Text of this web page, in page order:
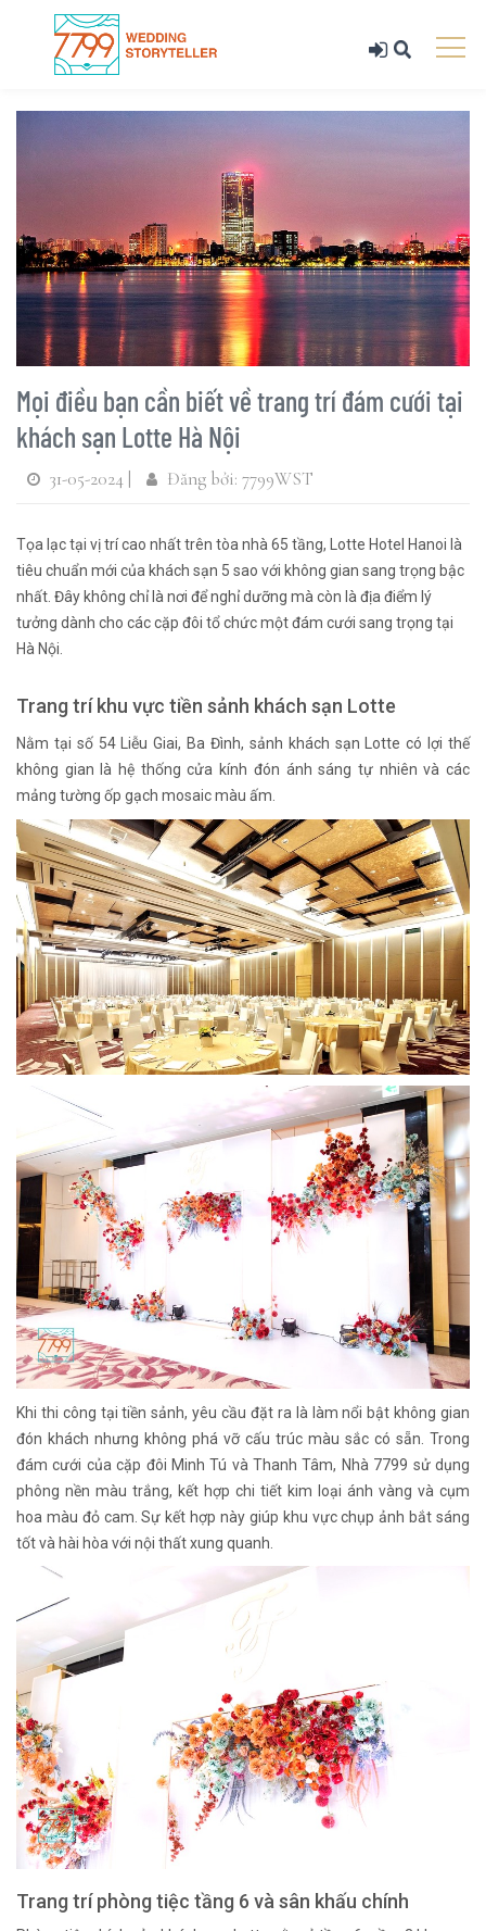
Mọi điều bạn cần biết về trang trí đám cưới tại
khách sạn Lotte Hà Nội
31-05-2024 | Đăng bởi: 7799WST
Tọa lạc tại vị trí cao nhất trên tòa nhà 65 tầng, Lotte Hotel Hanoi là
tiêu chuẩn mới của khách sạn 5 sao với không gian sang trọng bậc
nhất. Đây không chỉ là nơi để nghỉ dưỡng mà còn là địa điểm lý
tưởng dành cho các cặp đôi tổ chức một đám cưới sang trọng tại
Hà Nội.
Trang trí khu vực tiền sảnh khách sạn Lotte
Nằm tại số 54 Liễu Giai, Ba Đình, sảnh khách sạn Lotte có lợi thế
không gian là hệ thống cửa kính đón ánh sáng tự nhiên và các
mảng tường ốp gạch mosaic màu ấm.
Khi thi công tại tiền sảnh, yêu cầu đặt ra là làm nổi bật không gian
đón khách nhưng không phá vỡ cấu trúc màu sắc có sẵn. Trong
đám cưới của cặp đôi Minh Tú và Thanh Tâm, Nhà 7799 sử dụng
phông nền màu trắng, kết hợp chi tiết kim loại ánh vàng và cụm
hoa màu đỏ cam. Sự kết hợp này giúp khu vực chụp ảnh bắt sáng
tốt và hài hòa với nội thất xung quanh.
Trang trí phòng tiệc tầng 6 và sân khấu chính